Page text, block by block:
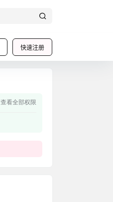
快速注册
查看全部权限